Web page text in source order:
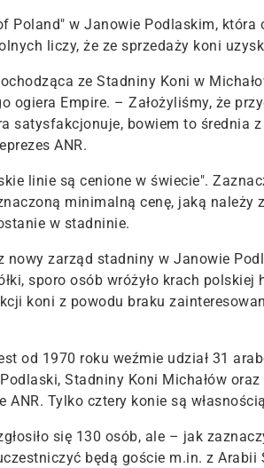
Poland" w Janowie Podlaskim, która
liczy, że ze sprzedaży koni
ze Stadniny Koni w
ogiera Empire. – Założyliśmy, że
satysfakcjonuje, bowiem to średnia
ANR.
linie są cenione w świecie".
minimalną cenę, jaką należy
w stadninie.
nowy zarząd stadniny w Janowie
sporo osób wróżyło krach polskiej
koni z powodu braku
od 1970 roku weźmie udział 31
Stadniny Koni Michałów oraz
ANR. Tylko cztery konie są
się 130 osób, ale – jak
będą goście m.in. z Arabii